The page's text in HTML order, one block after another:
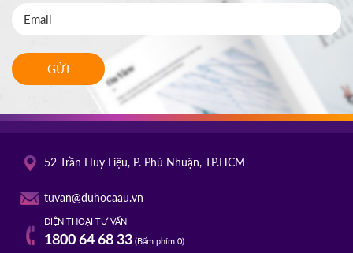
GỬI
52 Trần Huy Liệu, P. Phú Nhuận, TP.HCM
tuvan@duhocaau.vn
ĐIỆN THOẠI TƯ VẤN
1800 64 68 33(Bấm phím 0)